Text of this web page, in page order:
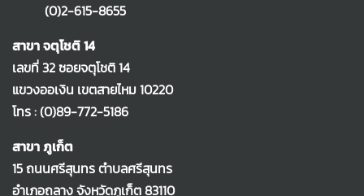
(0)2-615-8655
สาขา จตุโชติ 14
เลขที่ 32 ซอยจตุโชติ 14
แขวงออเงิน เขตสายไหม 10220
โทร :(0)89-772-5186
สาขา ภูเก็ต
15 ถนนศรีสุนทร ตำบลศรีสุนทร
อำเภอถลาง จังหวัดภูเก็ต 83110